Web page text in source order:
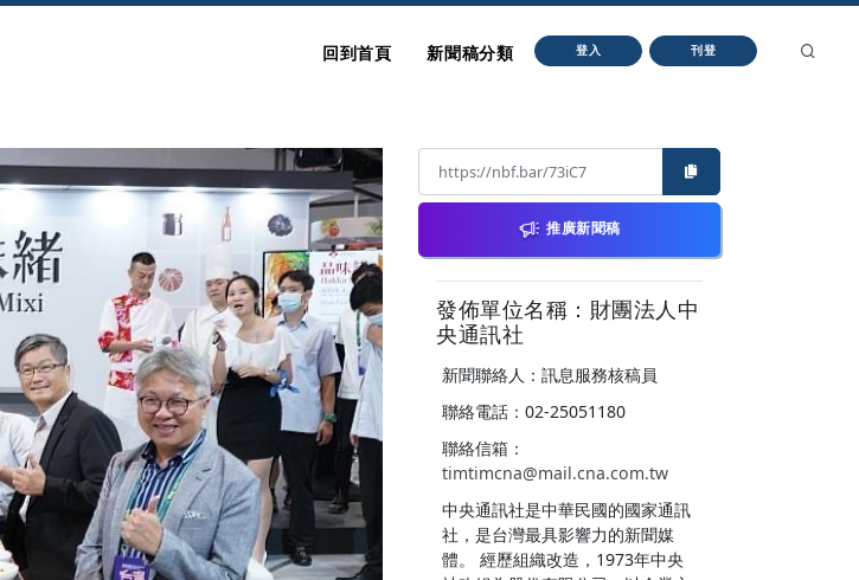
回到首頁 新聞稿分類 登入 刊登
推廣新聞稿
發佈單位名稱：財團法人中
央通訊社
新聞聯絡人：訊息服務核稿員
聯絡電話：02-25051180
聯絡信箱：
timtimcna@mail.cna.com.tw
中央通訊社是中華民國的國家通訊
社，是台灣最具影響力的新聞媒
體。 經歷組織改造，1973年中央